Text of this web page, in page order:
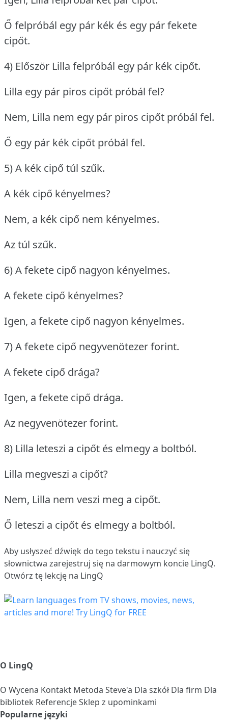
Ő felpróbál egy pár kék és egy pár fekete
cipőt.
4) Először Lilla felpróbál egy pár kék cipőt.
Lilla egy pár piros cipőt próbál fel?
Nem, Lilla nem egy pár piros cipőt próbál fel.
Ő egy pár kék cipőt próbál fel.
5) A kék cipő túl szűk.
A kék cipő kényelmes?
Nem, a kék cipő nem kényelmes.
Az túl szűk.
6) A fekete cipő nagyon kényelmes.
A fekete cipő kényelmes?
Igen, a fekete cipő nagyon kényelmes.
7) A fekete cipő negyvenötezer forint.
A fekete cipő drága?
Igen, a fekete cipő drága.
Az negyvenötezer forint.
8) Lilla leteszi a cipőt és elmegy a boltból.
Lilla megveszi a cipőt?
Nem, Lilla nem veszi meg a cipőt.
Ő leteszi a cipőt és elmegy a boltból.
Aby usłyszeć dźwięk do tego tekstu i nauczyć się
słownictwa zarejestruj się na darmowym koncie LingQ.
Otwórz tę lekcję na LingQ
O LingQ
O Wycena Kontakt Metoda Steve'a Dla szkół Dla firm Dla
bibliotek ReferencjeSklep z upominkami
Popularne języki